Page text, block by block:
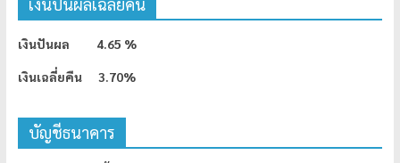
เงินปันผลเฉลี่ยคืน
เงินปันผล 4.65 %
เงินเฉลี่ยคืน 3.70%
บัญชีธนาคาร